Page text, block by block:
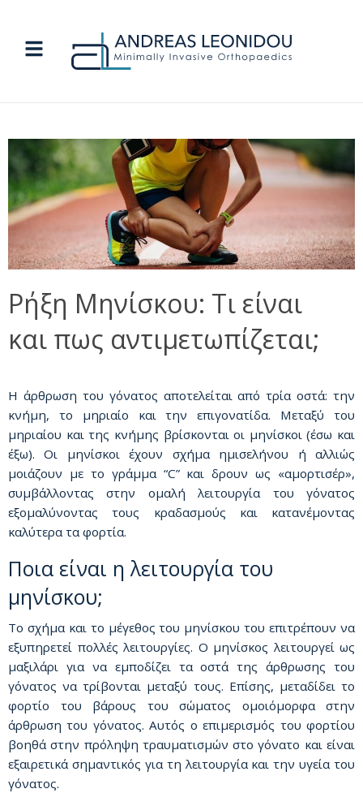
Ρήξη Μηνίσκου: Τι είναι
και πως αντιμετωπίζεται;
Η άρθρωση του γόνατος αποτελείται από τρία οστά: την
κνήμη, το μηριαίο και την επιγονατίδα. Μεταξύ του
μηριαίου και της κνήμης βρίσκονται οι μηνίσκοι (έσω και
έξω). Οι μηνίσκοι έχουν σχήμα ημισελήνου ή αλλιώς
μοιάζουν με το γράμμα “C” και δρουν ως «αμορτισέρ»,
συμβάλλοντας στην ομαλή λειτουργία του γόνατος
εξομαλύνοντας τους κραδασμούς και κατανέμοντας
καλύτερα τα φορτία.
Ποια είναι η λειτουργία του
μηνίσκου;
Το σχήμα και το μέγεθος του μηνίσκου του επιτρέπουν να
εξυπηρετεί πολλές λειτουργίες. Ο μηνίσκος λειτουργεί ως
μαξιλάρι για να εμποδίζει τα οστά της άρθρωσης του
γόνατος να τρίβονται μεταξύ τους. Επίσης, μεταδίδει το
φορτίο του βάρους του σώματος ομοιόμορφα στην
άρθρωση του γόνατος. Αυτός ο επιμερισμός του φορτίου
βοηθά στην πρόληψη τραυματισμών στο γόνατο και είναι
εξαιρετικά σημαντικός για τη λειτουργία και την υγεία του
γόνατος.